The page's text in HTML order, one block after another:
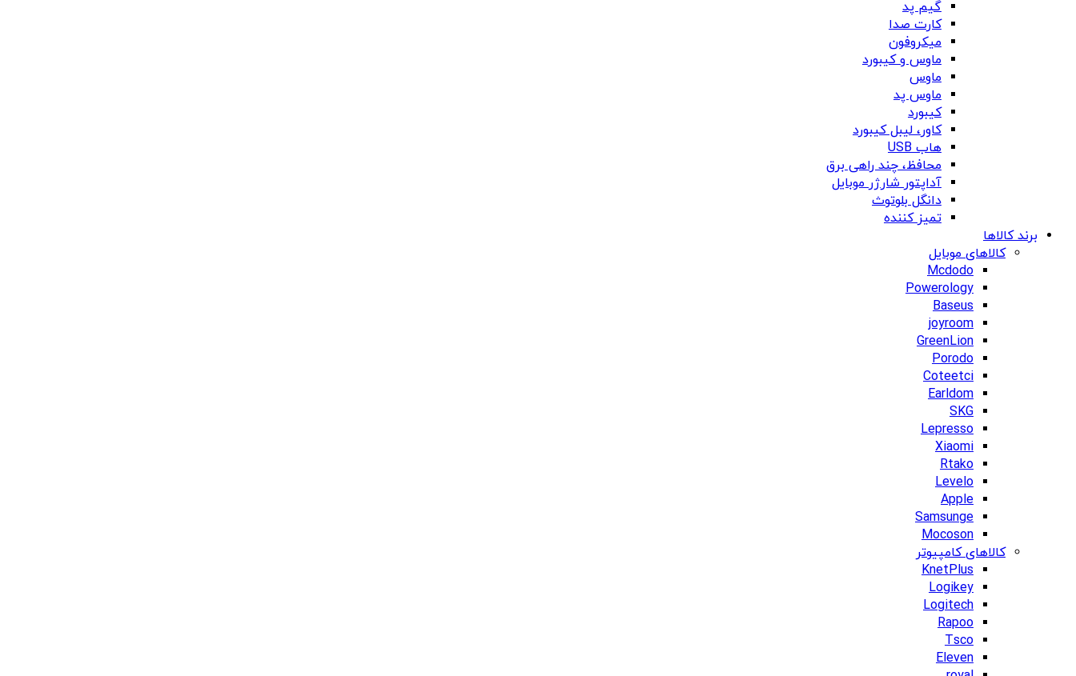
گیم پد
کارت صدا
میکروفون
ماوس و کیبورد
ماوس
ماوس پد
کیبورد
کاور، لیبل کیبورد
هاب USB
محافظ، چند راهی برق
آداپتور شارژر موبایل
دانگل بلوتوث
تمیز کننده
برند کالاها
کالاهای موبایل
Mcdodo
Powerology
Baseus
joyroom
GreenLion
Porodo
Coteetci
Earldom
SKG
Lepresso
Xiaomi
Rtako
Levelo
Apple
Samsunge
Mocoson
کالاهای کامپیوتر
KnetPlus
Logikey
Logitech
Rapoo
Tsco
Eleven